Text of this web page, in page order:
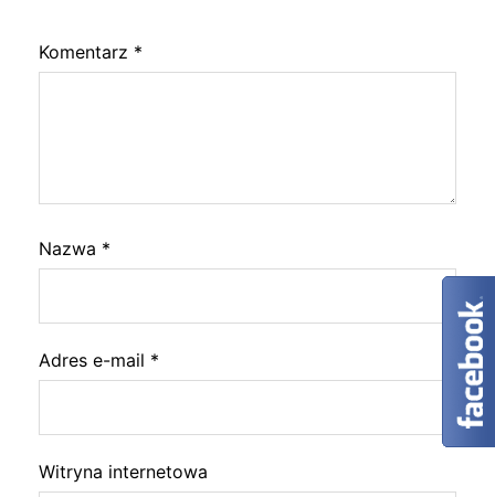
Komentarz *
Nazwa *
Adres e-mail *
Witryna internetowa